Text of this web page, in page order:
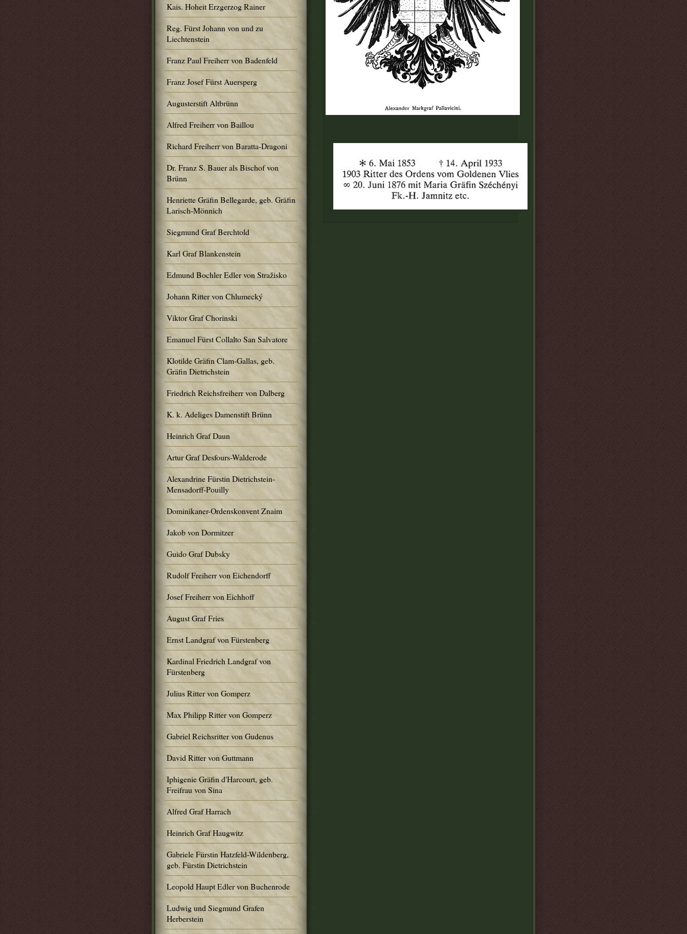
Kais. Hoheit Erzgerzog Rainer
Reg. Fürst Johann von und zu
Liechtenstein
Franz Paul Freiherr von Badenfeld
Franz Josef Fürst Auersperg
Augusterstift Altbrünn
Alfred Freiherr von Baillou
Richard Freiherr von Baratta-Dragoni
Dr. Franz S. Bauer als Bischof von
Brünn
Henriette Gräfin Bellegarde, geb. Gräfin
Larisch-Mönnich
Siegmund Graf Berchtold
Karl Graf Blankenstein
Edmund Bochler Edler von Stražisko
Johann Ritter von Chlumecký
Viktor Graf Chorinski
Emanuel Fürst Collalto San Salvatore
Klotilde Gräfin Clam-Gallas, geb.
Gräfin Dietrichstein
Friedrich Reichsfreiherr von Dalberg
K. k. Adeliges Damenstift Brünn
Heinrich Graf Daun
Artur Graf Desfours-Walderode
Alexandrine Fürstin Dietrichstein-
Mensadorff-Pouilly
Dominikaner-Ordenskonvent Znaim
Jakob von Dormitzer
Guido Graf Dubsky
Rudolf Freiherr von Eichendorff
Josef Freiherr von Eichhoff
August Graf Fries
Ernst Landgraf von Fürstenberg
Kardinal Friedrich Landgraf von
Fürstenberg
Julius Ritter von Gomperz
Max Philipp Ritter von Gomperz
Gabriel Reichsritter von Gudenus
David Ritter von Guttmann
Iphigenie Gräfin d'Harcourt, geb.
Freifrau von Sina
Alfred Graf Harrach
Heinrich Graf Haugwitz
Gabriele Fürstin Hatzfeld-Wildenberg,
geb. Fürstin Dietrichstein
Leopold Haupt Edler von Buchenrode
Ludwig und Siegmund Grafen
Herberstein